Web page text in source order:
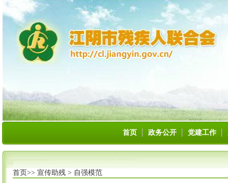
首页 政务公开 党建工作
首页>> 宣传助残> 自强模范